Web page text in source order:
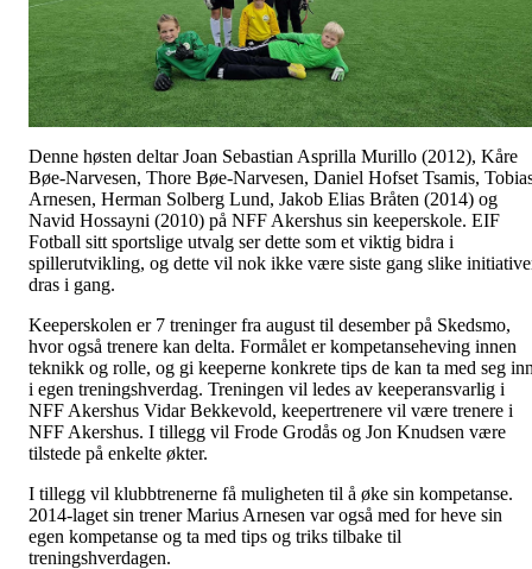
Denne høsten deltar Joan Sebastian Asprilla Murillo (2012), Kåre
Bøe-Narvesen, Thore Bøe-Narvesen, Daniel Hofset Tsamis,
Arnesen, Herman Solberg Lund, Jakob Elias Bråten (2014) og
Navid Hossayni (2010) på NFF Akershus sin keeperskole. EIF
Fotball sitt sportslige utvalg ser dette som et viktig bidra i
spillerutvikling, og dette vil nok ikke være siste gang slike
dras i gang.
Keeperskolen er 7 treninger fra august til desember på Skedsmo,
hvor også trenere kan delta. Formålet er kompetanseheving innen
teknikk og rolle, og gi keeperne konkrete tips de kan ta med seg
i egen treningshverdag. Treningen vil ledes av keeperansvarlig i
NFF Akershus Vidar Bekkevold, keepertrenere vil være trenere i
NFF Akershus. I tillegg vil Frode Grodås og Jon Knudsen være
tilstede på enkelte økter.
I tillegg vil klubbtrenerne få muligheten til å øke sin kompetanse.
2014-laget sin trener Marius Arnesen var også med for heve sin
egen kompetanse og ta med tips og triks tilbake til
treningshverdagen.